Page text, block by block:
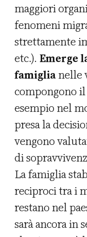
maggiori
fenomeni
strettamente
etc.). Emerge
famiglianelle
compongono
esempio nel
presa la
vengono
di
La famiglia
reciproci tra i
restano nel
sarà ancora in